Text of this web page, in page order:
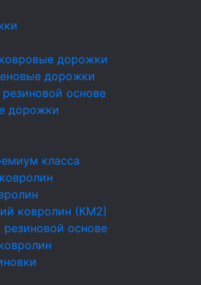
дорожки
дорожки
основе
дорожки
класса
ковролин (КМ2)
резиновой основе